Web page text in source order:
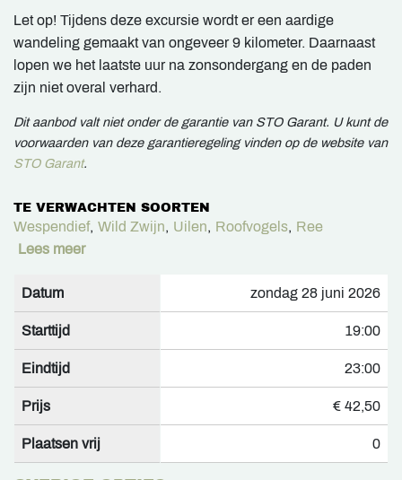
Let op! Tijdens deze excursie wordt er een aardige
wandeling gemaakt van ongeveer 9 kilometer. Daarnaast
lopen we het laatste uur na zonsondergang en de paden
zijn niet overal verhard.
Dit aanbod valt niet onder de garantie van STO Garant. U kunt de
voorwaarden van deze garantieregeling vinden op de website van
STO Garant.
TE VERWACHTEN SOORTEN
Wespendief, Wild Zwijn, Uilen, Roofvogels, Ree
Lees meer
Datum zondag 28 juni 2026
Starttijd 19:00
Eindtijd 23:00
Prijs € 42,50
Plaatsen vrij 0